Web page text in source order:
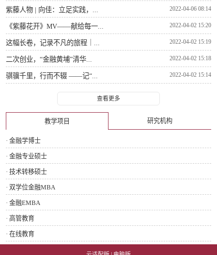
紫藤人物 | 向佳：立足实践，... 2022-04-06 08:14
《紫藤花开》MV——献给每一... 2022-04-02 15:20
这幅长卷，记录不凡的旅程｜... 2022-04-02 15:19
二次创业，“金融黄埔”清华... 2022-04-02 15:18
骐骥千里，行而不辍 ——记“... 2022-04-02 15:14
查看更多
教学项目 研究机构
· 金融学博士
· 金融专业硕士
· 技术转移硕士
· 双学位金融MBA
· 金融EMBA
· 高管教育
· 在线教育